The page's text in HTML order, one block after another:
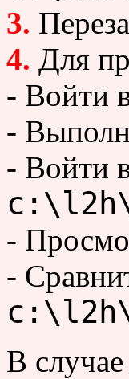
3.
4. Для
- Войти
-
- Войти
-
-
В